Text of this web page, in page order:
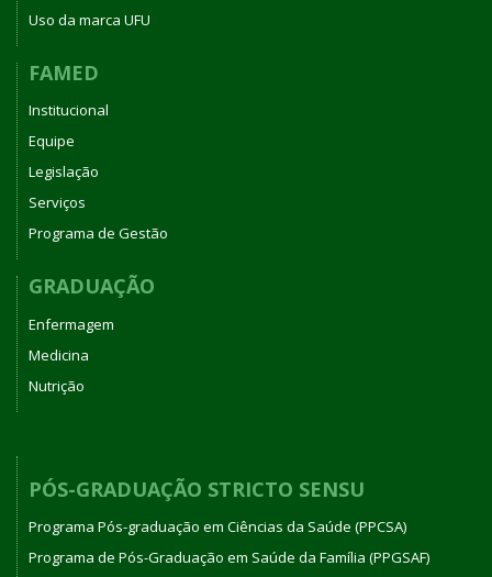
Uso da marca UFU
FAMED
Institucional
Equipe
Legislação
Serviços
Programa de Gestão
GRADUAÇÃO
Enfermagem
Medicina
Nutrição
PÓS-GRADUAÇÃO STRICTO SENSU
Programa Pós-graduação em Ciências da Saúde (PPCSA)
Programa de Pós-Graduação em Saúde da Família (PPGSAF)